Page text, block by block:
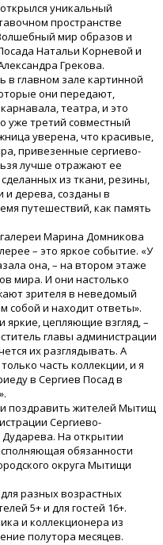
уникальный
пространстве
мир образов и
Натальи Корневой и
Грекова.
главном зале картинной
они передают,
театра, и это
уже третий совместный
уверена, что красивые,
привезенные сергиево-
лучше отражают ее
из ткани, резины,
и дерева, созданы в
путешествий, как память
Марина Домникова
– это яркое событие. «У
она, – на втором этаже
мира. И они настолько
зрителя в неведомый
собой и находит ответы».
яркие, цепляющие взгляд, –
главы администрации
их разглядывать. А
часть коллекции, и я
в Сергиев Посад в
поздравить жителей Мытищ
Сергиево-
Дударева. На открытии
обязанности
округа Мытищи
разных возрастных
5+ и для гостей 16+.
и коллекционера из
полутора месяцев.